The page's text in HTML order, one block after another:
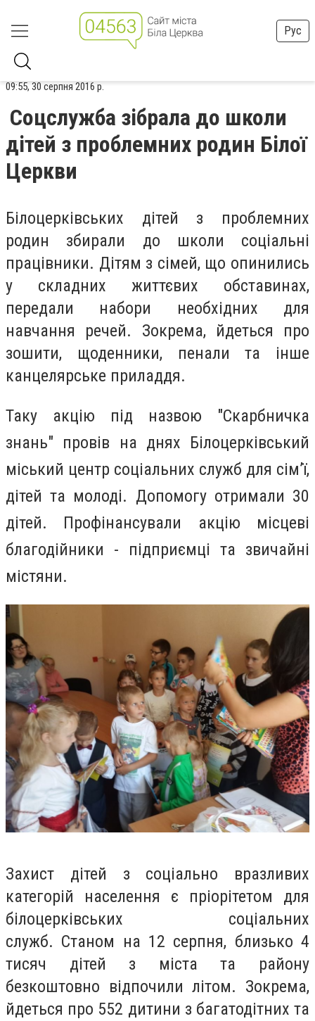
Рус
09:55, 30 серпня 2016 р.
Соцслужба зібрала до школи
дітей з проблемних родин Білої
Церкви
Білоцерківських дітей з проблемних
родин збирали до школи соціальні
працівники. Дітям з сімей, що опинились
у складних життєвих обставинах,
передали набори необхідних для
навчання речей. Зокрема, йдеться про
зошити, щоденники, пенали та інше
канцелярське приладдя.
Таку акцію під назвою "Скарбничка
знань" провів на днях Білоцерківський
міський центр соціальних служб для сім’ї,
дітей та молоді. Допомогу отримали 30
дітей. Профінансували акцію місцеві
благодійники - підприємці та звичайні
містяни.
Захист дітей з соціально вразливих
категорій населення є пріорітетом для
білоцерківських соціальних
служб. Станом на 12 серпня, близько 4
тисяч дітей з міста та району
безкоштовно відпочили літом. Зокрема,
йдеться про 552 дитини з багатодітних та